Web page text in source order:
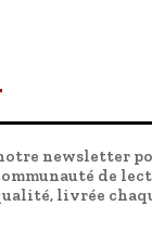
newsletter
de
livrée